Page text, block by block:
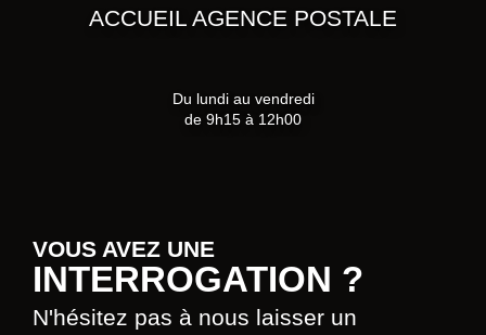
ACCUEIL AGENCE POSTALE
Du lundi au vendredi
de 9h15 à 12h00
VOUS AVEZ UNE
INTERROGATION ?
N'hésitez pas à nous laisser un